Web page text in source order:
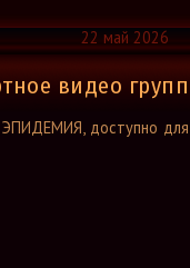
22 май 2026
видео
ЭПИДЕМИЯ, доступно для